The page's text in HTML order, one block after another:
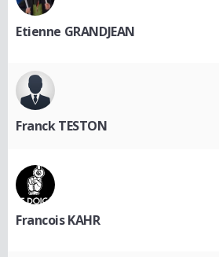
Etienne GRANDJEAN
Franck TESTON
Francois KAHR